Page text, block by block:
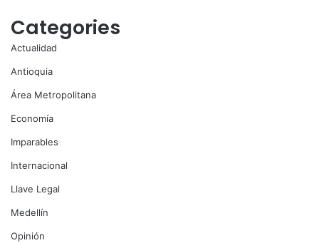
Categories
Actualidad
Antioquia
Área Metropolitana
Economía
Imparables
Internacional
Llave Legal
Medellín
Opinión